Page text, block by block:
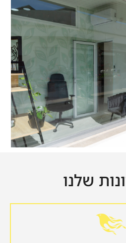
המתנה
אינטימי, מרווח
אישית
חלון פתוח
שלנו